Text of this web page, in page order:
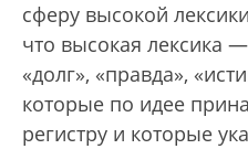
сферу высокой
что высокая лексика —
«долг», «правда»,
которые по идее
регистру и которые